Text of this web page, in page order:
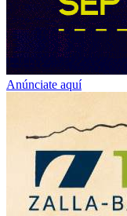
Anúnciate aquí